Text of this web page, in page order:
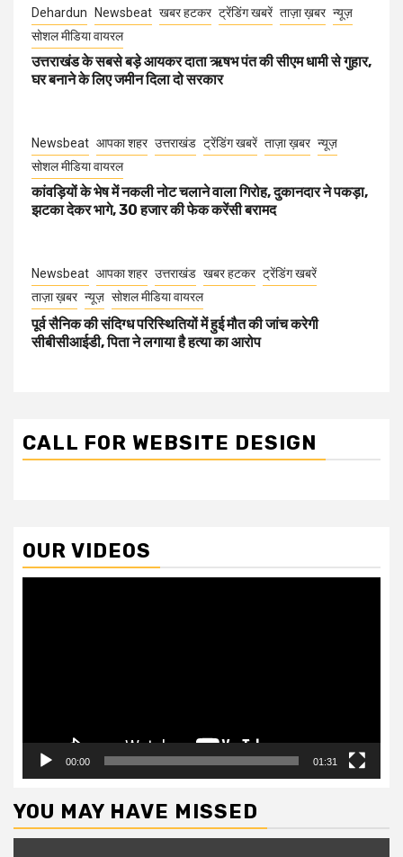
Dehardun Newsbeat खबर हटकर ट्रेंडिंग खबरें ताज़ा ख़बर न्यूज़
सोशल मीडिया वायरल
उत्तराखंड के सबसे बड़े आयकर दाता ऋषभ पंत की सीएम धामी से गुहार,
घर बनाने के लिए जमीन दिला दो सरकार
Newsbeat आपका शहर उत्तराखंड ट्रेंडिंग खबरें ताज़ा ख़बर न्यूज़
सोशल मीडिया वायरल
कांवड़ियों के भेष में नकली नोट चलाने वाला गिरोह, दुकानदार ने पकड़ा,
झटका देकर भागे, 30 हजार की फेक करेंसी बरामद
Newsbeat आपका शहर उत्तराखंड खबर हटकर ट्रेंडिंग खबरें
ताज़ा ख़बर न्यूज़ सोशल मीडिया वायरल
पूर्व सैनिक की संदिग्ध परिस्थितियों में हुई मौत की जांच करेगी
सीबीसीआईडी, पिता ने लगाया है हत्या का आरोप
CALL FOR WEBSITE DESIGN
OUR VIDEOS
00:00 01:31
YOU MAY HAVE MISSED